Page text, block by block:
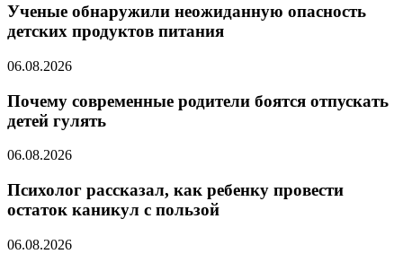
Ученые обнаружили неожиданную опасность
детских продуктов питания
06.08.2026
Почему современные родители боятся отпускать
детей гулять
06.08.2026
Психолог рассказал, как ребенку провести
остаток каникул с пользой
06.08.2026